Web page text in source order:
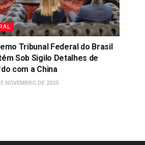
Tribunal Federal do Brasil
Sob Sigilo Detalhes de
com a China
NOVEMBRO DE 2025